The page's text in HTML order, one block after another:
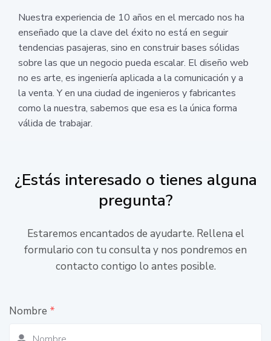
Nuestra experiencia de 10 años en el mercado nos ha
enseñado que la clave del éxito no está en seguir
tendencias pasajeras, sino en construir bases sólidas
sobre las que un negocio pueda escalar. El diseño web
no es arte, es ingeniería aplicada a la comunicación y a
la venta. Y en una ciudad de ingenieros y fabricantes
como la nuestra, sabemos que esa es la única forma
válida de trabajar.
¿Estás interesado o tienes alguna
pregunta?
Estaremos encantados de ayudarte. Rellena el
formulario con tu consulta y nos pondremos en
contacto contigo lo antes posible.
Nombre *